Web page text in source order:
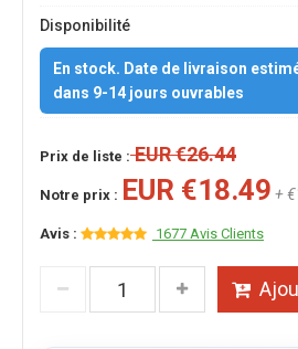
Disponibilité
En stock. Date de livraison
dans 9-14 jours ouvrables
Prix de liste :EUR €26.44
Notre prix : EUR €18.49 +
Avis : 1677 Avis Clients